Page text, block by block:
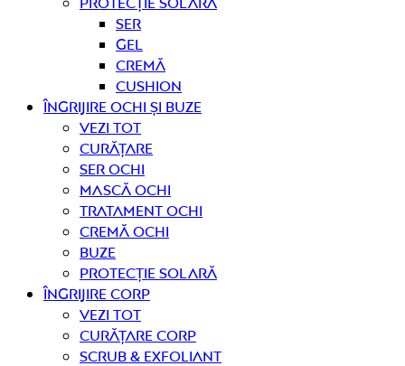
Ser
Gel
Cremă
Cushion
Îngrijire OCHI ȘI BUZE
Vezi tot
curățare
Ser ochi
Mască ochi
Tratament ochi
Cremă ochi
Buze
Protecție solară
Îngrijire CORP
Vezi tot
curățare corp
Scrub & exfoliant